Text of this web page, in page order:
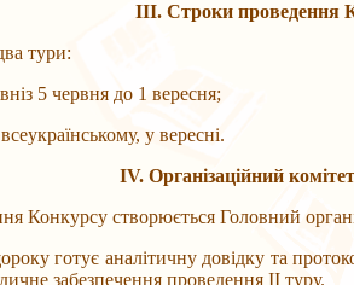
ІІІ. Строки проведення
тури:
червня до 1 вересня;
у вересні.
ІV. Організаційний
створюється Головний
аналітичну довідку та
забезпечення проведення ІІ туру.